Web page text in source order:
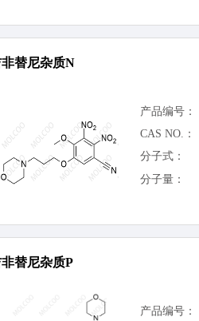
替尼杂质N
产品编号：
CAS NO.：
分子式：
分子量：
替尼杂质P
产品编号：